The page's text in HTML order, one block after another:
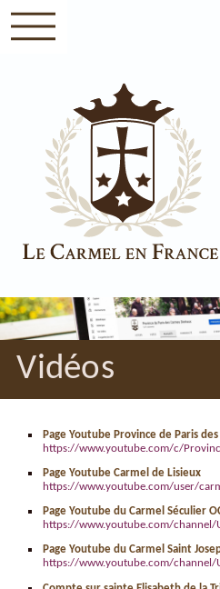
Vidéos
Page Youtube Province de Paris
https://www.youtube.com/c/
Page Youtube Carmel de Lisieux
https://www.youtube.com/user/
Page Youtube du Carmel Séculier
https://www.youtube.com/channel/
Page Youtube du Carmel Saint
https://www.youtube.com/channel/